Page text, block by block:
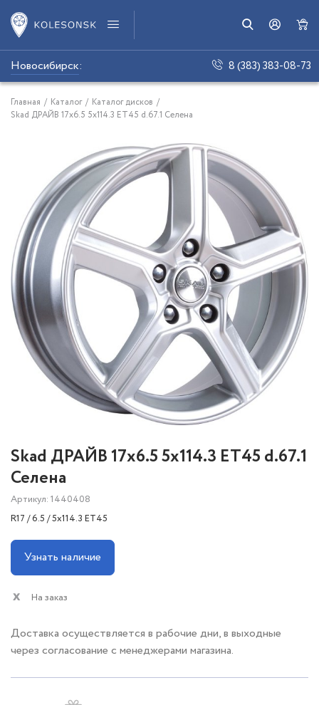
Новосибирск: 8 (383) 383-08-73
Главная / Каталог / Каталог дисков /
Skad ДРАЙВ 17x6.5 5x114.3 ET45 d.67.1 Селена
Skad ДРАЙВ 17x6.5 5x114.3 ET45 d.67.1
Селена
Артикул: 1440408
R17 / 6.5 / 5x114.3 ET45
Узнать наличие
На заказ
Доставка осуществляется в рабочие дни, в выходные
через согласование с менеджерами магазина.